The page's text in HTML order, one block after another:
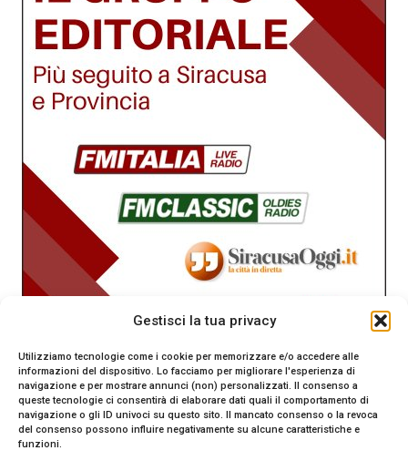
Gestisci la tua privacy
Utilizziamo tecnologie come i cookie per memorizzare e/o accedere alle
informazioni del dispositivo. Lo facciamo per migliorare l'esperienza di
navigazione e per mostrare annunci (non) personalizzati. Il consenso a
queste tecnologie ci consentirà di elaborare dati quali il comportamento di
navigazione o gli ID univoci su questo sito. Il mancato consenso o la revoca
del consenso possono influire negativamente su alcune caratteristiche e
funzioni.